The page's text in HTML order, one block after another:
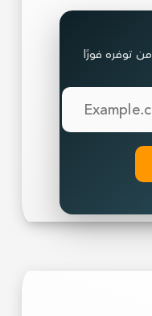
توفره فورًا